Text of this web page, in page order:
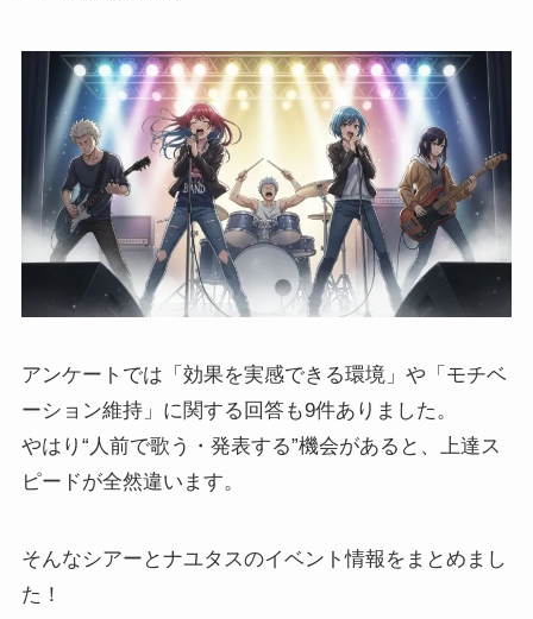
アンケートでは「効果を実感できる環境」や「モチベ
ーション維持」に関する回答も9件ありました。
やはり“人前で歌う・発表する”機会があると、上達ス
ピードが全然違います。
そんなシアーとナユタスのイベント情報をまとめまし
た！